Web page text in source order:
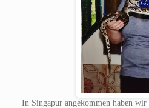
In Singapur angekommen haben